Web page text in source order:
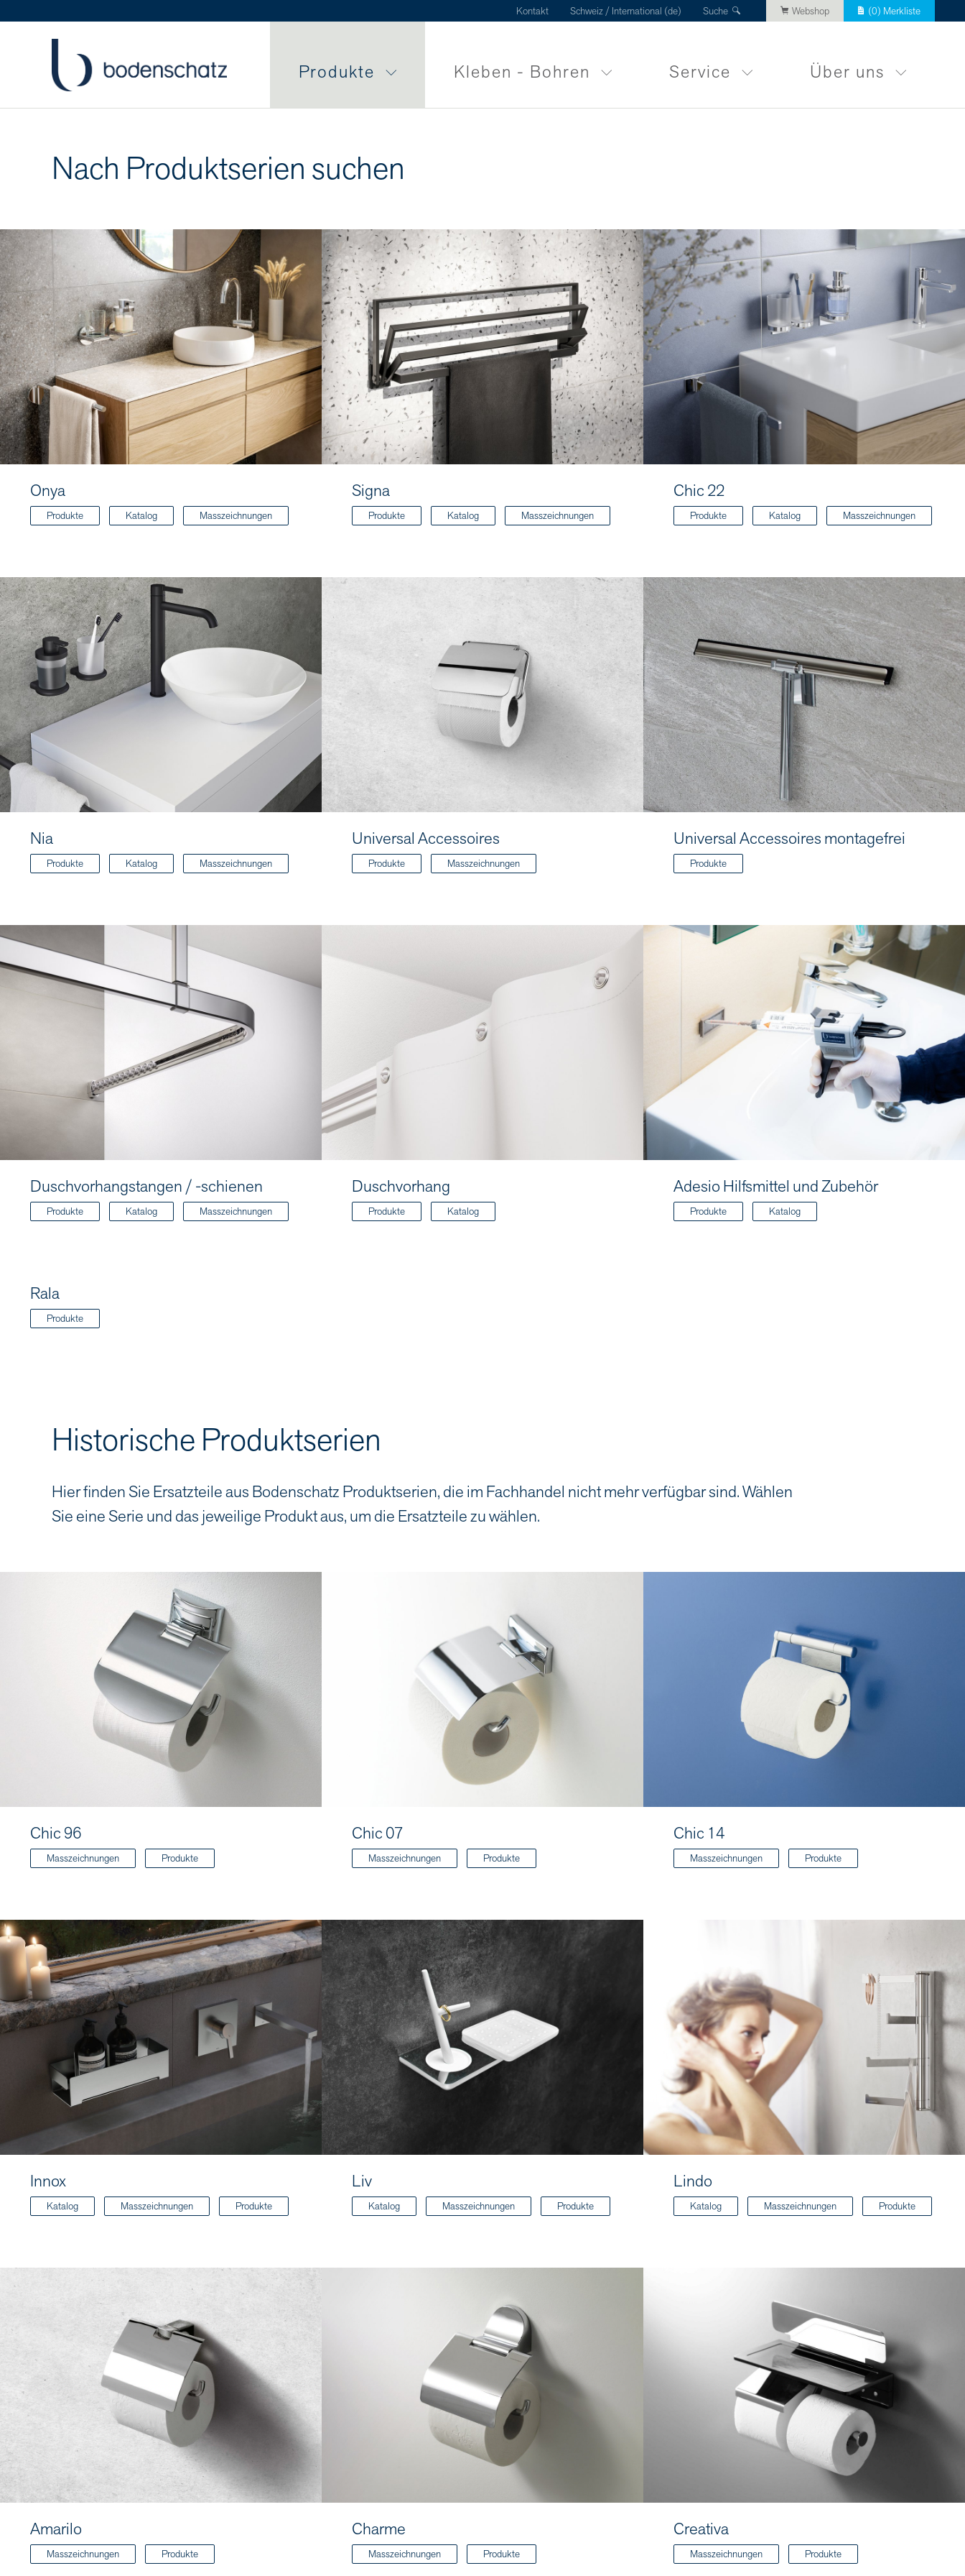
Kontakt Schweiz / International (de) Suche Webshop (0) Merkliste
Produkte Kleben - Bohren Service Über uns
Nach Produktserien suchen
Onya
Produkte Katalog Masszeichnungen
Signa
Produkte Katalog Masszeichnungen
Chic 22
Produkte Katalog Masszeichnungen
Nia
Produkte Katalog Masszeichnungen
Universal Accessoires
Produkte Masszeichnungen
Universal Accessoires montagefrei
Produkte
Duschvorhangstangen / -schienen
Produkte Katalog Masszeichnungen
Duschvorhang
Produkte Katalog
Adesio Hilfsmittel und Zubehör
Produkte Katalog
Rala
Produkte
Historische Produktserien
Hier finden Sie Ersatzteile aus Bodenschatz Produktserien, die im Fachhandel nicht mehr verfügbar sind. Wählen
Sie eine Serie und das jeweilige Produkt aus, um die Ersatzteile zu wählen.
Chic 96
Masszeichnungen Produkte
Chic 07
Masszeichnungen Produkte
Chic 14
Masszeichnungen Produkte
Innox
Katalog Masszeichnungen Produkte
Liv
Katalog Masszeichnungen Produkte
Lindo
Katalog Masszeichnungen Produkte
Amarilo
Masszeichnungen Produkte
Charme
Masszeichnungen Produkte
Creativa
Masszeichnungen Produkte